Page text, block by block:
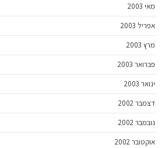
מאי 2003
אפריל 2003
מרץ 2003
פברואר 2003
ינואר 2003
דצמבר 2002
נובמבר 2002
אוקטובר 2002